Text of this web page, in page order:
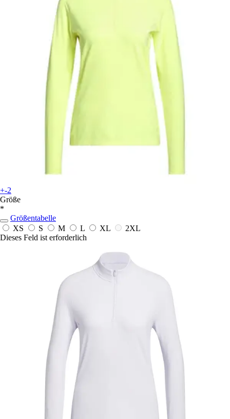
+-2
Größe
*
Größentabelle
XS
S M L XL
2XL
Dieses Feld ist erforderlich